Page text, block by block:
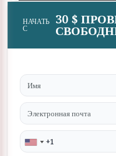
НАЧАТЬ
С
30 $